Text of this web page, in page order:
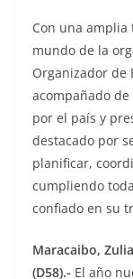
Con una amplia
mundo de la
Organizador de
acompañado
por el país y
destacado por
planificar,
cumpliendo
confiado en su
Maracaibo,
(D58).- El año